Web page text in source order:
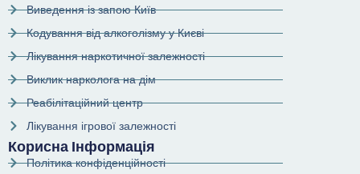
Виведення із запою Київ
Кодування від алкоголізму у Києві
Лікування наркотичної залежності
Виклик нарколога на дім
Реабілітаційний центр
Лікування ігрової залежності
Корисна Інформація
Політика конфіденційності